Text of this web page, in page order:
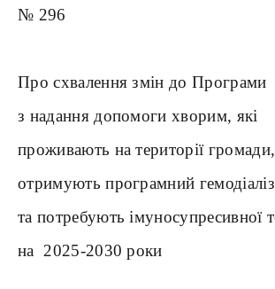
№ 296
Про схвалення змін до Програми
з надання допомоги хворим, які
проживають на території громади,
отримують програмний гемодіаліз
та потребують імуносупресивної
на 2025-2030 роки